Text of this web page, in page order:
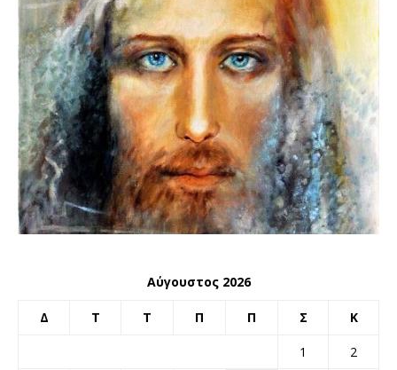
Αύγουστος 2026
Δ Τ Τ Π Π Σ Κ
1
2